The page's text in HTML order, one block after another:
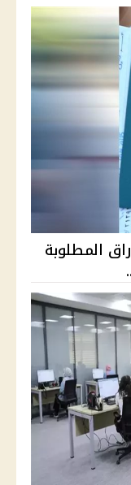
2026.. الأوراق المطلوبة